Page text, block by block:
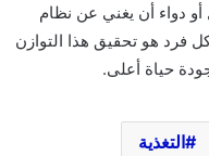
دواء أن يغني عن نظام
فرد هو تحقيق هذا التوازن
حياة أعلى.
التغذية